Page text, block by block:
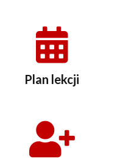
Plan lekcji